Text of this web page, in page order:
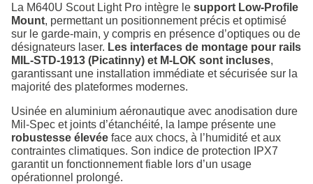
La M640U Scout Light Pro intègre le support Low‑Profile
Mount, permettant un positionnement précis et optimisé
sur le garde‑main, y compris en présence d’optiques ou de
désignateurs laser. Les interfaces de montage pour rails
MIL‑STD‑1913 (Picatinny) et M‑LOK sont incluses,
garantissant une installation immédiate et sécurisée sur la
majorité des plateformes modernes.
Usinée en aluminium aéronautique avec anodisation dure
Mil‑Spec et joints d’étanchéité, la lampe présente une
robustesse élevée face aux chocs, à l’humidité et aux
contraintes climatiques. Son indice de protection IPX7
garantit un fonctionnement fiable lors d’un usage
opérationnel prolongé.